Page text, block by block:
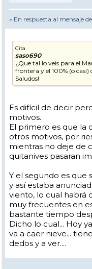
» En respuesta al mensaje de
Cita
saso690
¿Que tal lo veis para el
frontera y el 100% (o casi)
Saludos!
Es difícil de decir
motivos.
El primero es que la
otros motivos, por
mientras no deje de
quitanives pasaran
Y el segundo es que
y así estaba
viento, lo cual habrá
muy frecuentes en
bastante tiempo
Dicho lo cual... Hoy
va a caer nieve...
dedos y a ver....